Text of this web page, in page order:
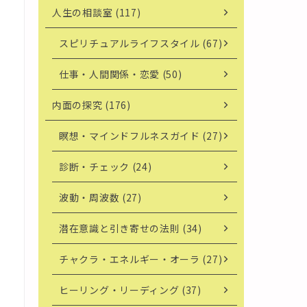
人生の相談室 (117)
スピリチュアルライフスタイル (67)
仕事・人間関係・恋愛 (50)
内面の探究 (176)
瞑想・マインドフルネスガイド (27)
診断・チェック (24)
波動・周波数 (27)
潜在意識と引き寄せの法則 (34)
チャクラ・エネルギー・オーラ (27)
ヒーリング・リーディング (37)